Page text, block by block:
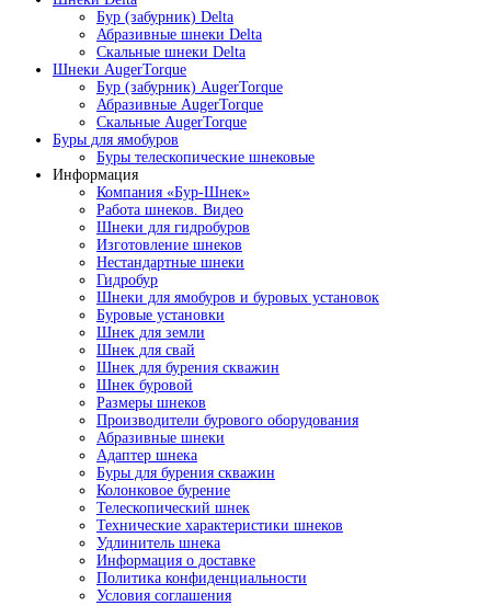
Бур (забурник) Delta
Абразивные шнеки Delta
Скальные шнеки Delta
Шнеки AugerTorque
Бур (забурник) AugerTorque
Абразивные AugerTorque
Скальные AugerTorque
Буры для ямобуров
Буры телескопические шнековые
Информация
Компания «Бур-Шнек»
Работа шнеков. Видео
Шнеки для гидробуров
Изготовление шнеков
Нестандартные шнеки
Гидробур
Шнеки для ямобуров и буровых установок
Буровые установки
Шнек для земли
Шнек для свай
Шнек для бурения скважин
Шнек буровой
Размеры шнеков
Производители бурового оборудования
Абразивные шнеки
Адаптер шнека
Буры для бурения скважин
Колонковое бурение
Телескопический шнек
Технические характеристики шнеков
Удлинитель шнека
Информация о доставке
Политика конфиденциальности
Условия соглашения